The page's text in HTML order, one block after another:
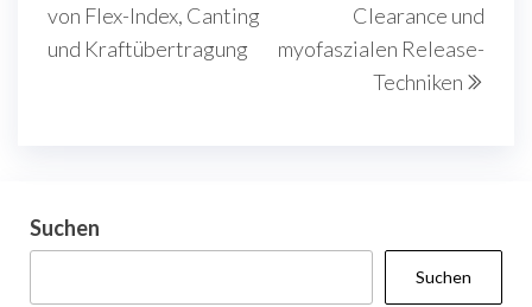
von Flex-Index, Canting
und Kraftübertragung
Clearance und
myofaszialen Release-
Techniken
Suchen
Suchen